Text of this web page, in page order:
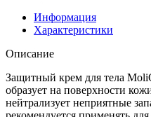
Информация
Характеристики
Описание
Защитный крем для тела
образует на поверхности
нейтрализует неприятные